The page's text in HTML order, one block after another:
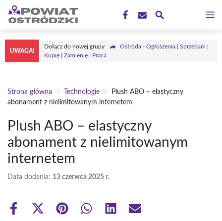
Przejdź
treści
UWAGA!
Dołącz do nowej grupy
Ostróda - Ogłoszenia | Sprzedam |
Kupię | Zamienię | Praca
Strona główna / Technologie /
Plush ABO – elastyczny
abonament z nielimitowanym internetem
Plush ABO – elastyczny
abonament z nielimitowanym
internetem
Data dodania: 13 czerwca 2025 r.
Share
Share Share Share Share Share